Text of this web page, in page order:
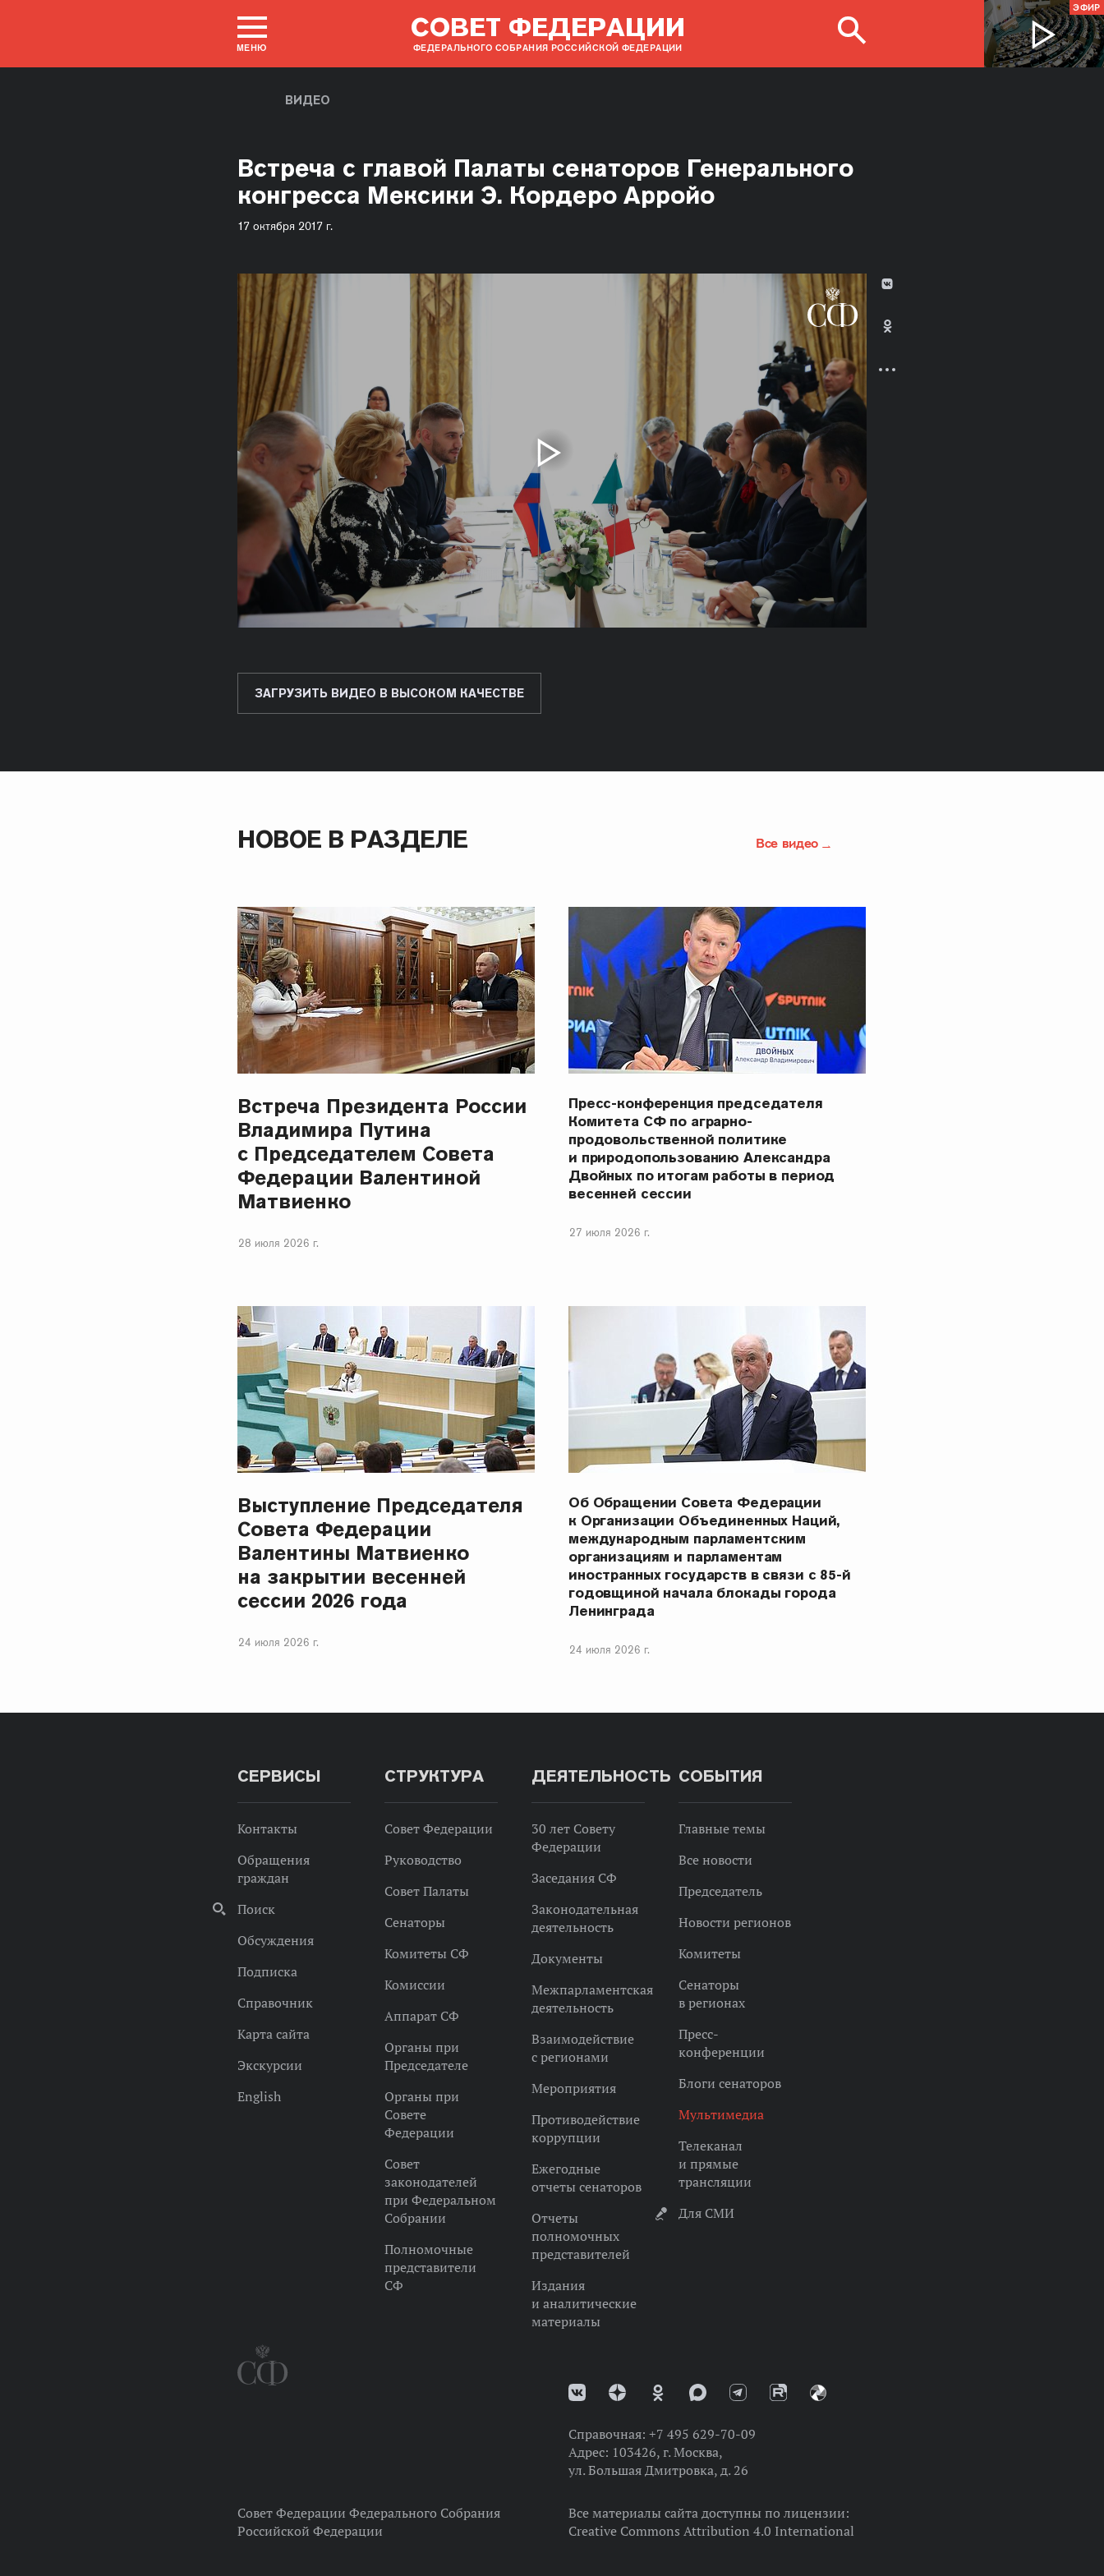
МЕНЮ
СОВЕТ ФЕДЕРАЦИИ
ФЕДЕРАЛЬНОГО СОБРАНИЯ РОССИЙСКОЙ ФЕДЕРАЦИИ
ЭФИР
ВИДЕО
Встреча с главой Палаты сенаторов Генерального
конгресса Мексики Э. Кордеро Арройо
17 октября 2017 г.
ЗАГРУЗИТЬ ВИДЕО В ВЫСОКОМ КАЧЕСТВЕ
НОВОЕ В РАЗДЕЛЕ Все видео
Встреча Президента России
Владимира Путина
с Председателем Совета
Федерации Валентиной
Матвиенко
28 июля 2026 г.
Пресс-конференция председателя
Комитета СФ по аграрно-
продовольственной политике
и природопользованию Александра
Двойных по итогам работы в период
весенней сессии
27 июля 2026 г.
Выступление Председателя
Совета Федерации
Валентины Матвиенко
на закрытии весенней
сессии 2026 года
24 июля 2026 г.
Об Обращении Совета Федерации
к Организации Объединенных Наций,
международным парламентским
организациям и парламентам
иностранных государств в связи с 85-й
годовщиной начала блокады города
Ленинграда
24 июля 2026 г.
СЕРВИСЫ
Контакты
Обращения
граждан
Поиск
Обсуждения
Подписка
Справочник
Карта сайта
Экскурсии
English
СТРУКТУРА
Совет Федерации
Руководство
Совет Палаты
Сенаторы
Комитеты СФ
Комиссии
Аппарат СФ
Органы при
Председателе
Органы при
Совете
Федерации
Совет
законодателей
при Федеральном
Собрании
Полномочные
представители
СФ
ДЕЯТЕЛЬНОСТЬ
30 лет Совету
Федерации
Заседания СФ
Законодательная
деятельность
Документы
Межпарламентская
деятельность
Взаимодействие
с регионами
Мероприятия
Противодействие
коррупции
Ежегодные
отчеты сенаторов
Отчеты
полномочных
представителей
Издания
и аналитические
материалы
СОБЫТИЯ
Главные темы
Все новости
Председатель
Новости регионов
Комитеты
Сенаторы
в регионах
Пресс-
конференции
Блоги сенаторов
Мультимедиа
Телеканал
и прямые
трансляции
Для СМИ
Справочная: +7 495 629-70-09
Адрес: 103426, г. Москва,
ул. Большая Дмитровка, д. 26
Совет Федерации Федерального Собрания
Российской Федерации
Все материалы сайта доступны по лицензии:
Creative Commons Attribution 4.0 International